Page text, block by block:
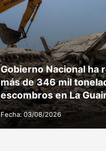
Gobierno Nacional ha
más de 346 mil
escombros en La
Fecha: 03/08/2026